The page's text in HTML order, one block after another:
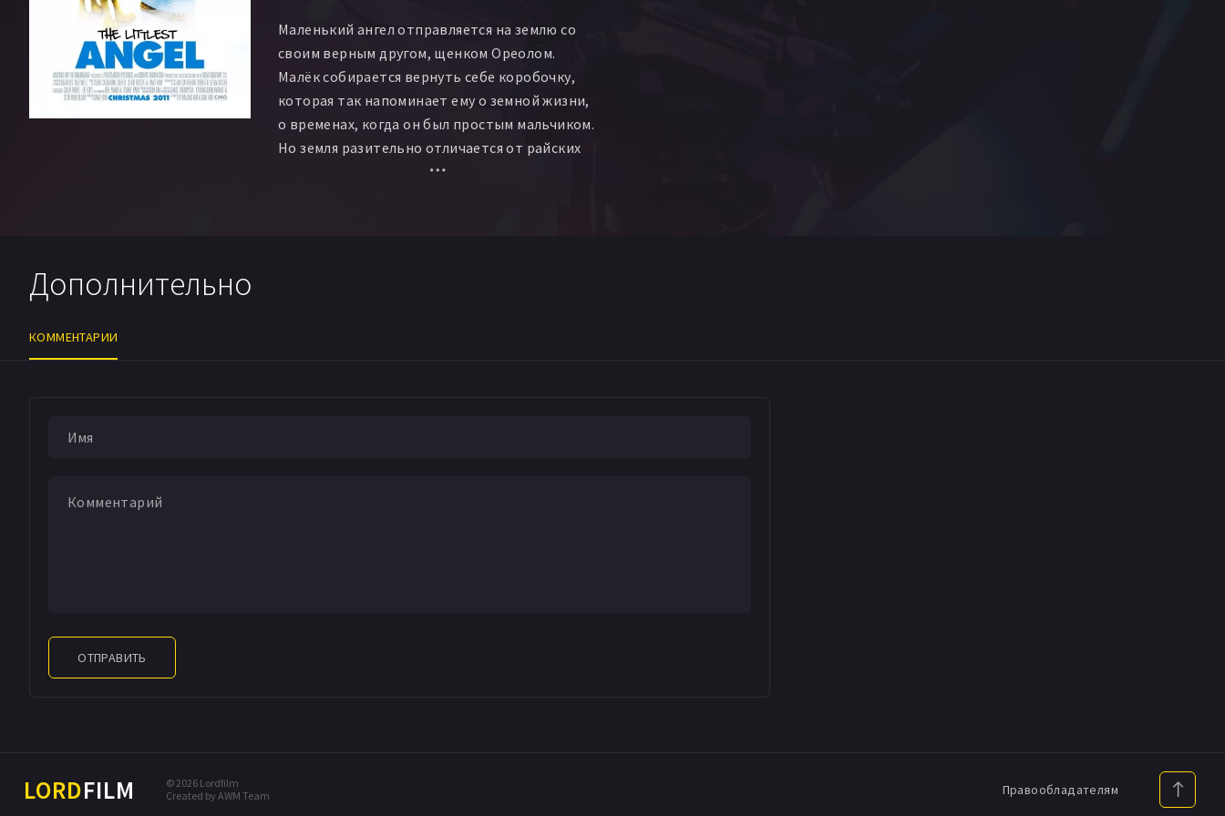
Маленький ангел отправляется на землю со
своим верным другом, щенком Ореолом.
Малёк собирается вернуть себе коробочку,
которая так напоминает ему о земной жизни,
о временах, когда он был простым мальчиком.
Но земля разительно отличается от райских
небес и тут его жизни грозит опасность,
Дополнительно
КОММЕНТАРИИ
ОТПРАВИТЬ
LORDFILM
© 2026 Lordfilm
Created by AWM Team
Правообладателям